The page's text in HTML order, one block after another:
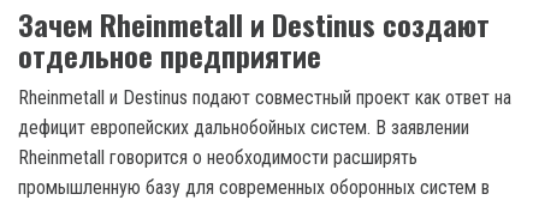
Зачем Rheinmetall и Destinus создают
отдельное предприятие
Rheinmetall и Destinus подают совместный проект как ответ на
дефицит европейских дальнобойных систем. В заявлении
Rheinmetall говорится о необходимости расширять
промышленную базу для современных оборонных систем в